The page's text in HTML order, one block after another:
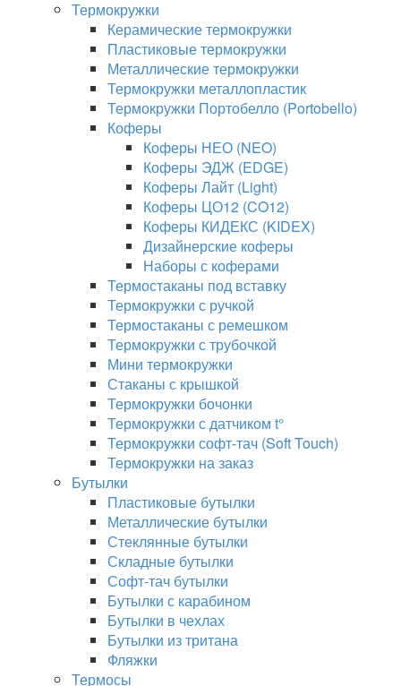
Термокружки
Керамические термокружки
Пластиковые термокружки
Металлические термокружки
Термокружки металлопластик
Термокружки Портобелло (Portobello)
Коферы
Коферы НЕО (NEO)
Коферы ЭДЖ (EDGE)
Коферы Лайт (Light)
Коферы ЦО12 (CO12)
Коферы КИДЕКС (KIDEX)
Дизайнерские коферы
Наборы с коферами
Термостаканы под вставку
Термокружки с ручкой
Термостаканы с ремешком
Термокружки с трубочкой
Мини термокружки
Стаканы с крышкой
Термокружки бочонки
Термокружки с датчиком t°
Термокружки софт-тач (Soft Touch)
Термокружки на заказ
Бутылки
Пластиковые бутылки
Металлические бутылки
Стеклянные бутылки
Складные бутылки
Софт-тач бутылки
Бутылки с карабином
Бутылки в чехлах
Бутылки из тритана
Фляжки
Термосы